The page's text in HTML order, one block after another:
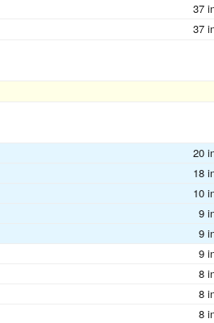
37
37
20
18
10
9
9
9
8
8
8